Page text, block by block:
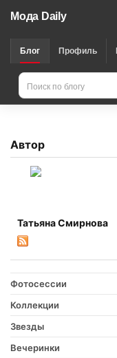
Мода Daily
Блог Профиль
Автор
Татьяна Смирнова
Фотосессии
Коллекции
Звезды
Вечеринки